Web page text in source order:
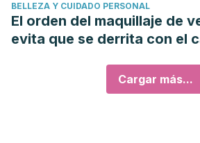
BELLEZA Y CUIDADO PERSONAL
El orden del maquillaje de
evita que se derrita con el
Cargar más...